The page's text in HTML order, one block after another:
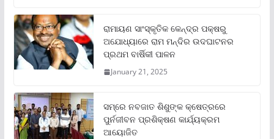
ରାମାୟଣ ସାଂସ୍କୃତିକ କେନ୍ଦ୍ର ପକ୍ଷରୁ
ଅଯୋଧ୍ୟାରେ ରାମ ମନ୍ଦିର ଉଦଘାଟନର
ପ୍ରଥମ ବାର୍ଷିକୀ ପାଳନ
January 21, 2025
ସମ୍‌ରେ ନବଜାତ ଶିଶୁଙ୍କ କ୍ଷେତ୍ରରେ
ପୁର୍ନଜୀବନ ପ୍ରଶିକ୍ଷଣ କାର୍ଯ୍ୟକ୍ରମ
ଆୟୋଜିତ